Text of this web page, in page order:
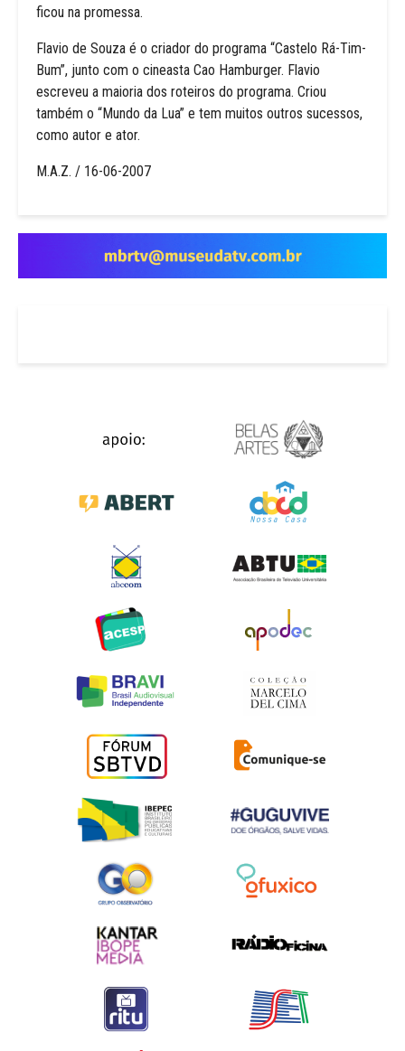
ficou na promessa.
Flavio de Souza é o criador do programa “Castelo Rá-Tim-
Bum”, junto com o cineasta Cao Hamburger. Flavio
escreveu a maioria dos roteiros do programa. Criou
também o “Mundo da Lua” e tem muitos outros sucessos,
como autor e ator.
M.A.Z. / 16-06-2007